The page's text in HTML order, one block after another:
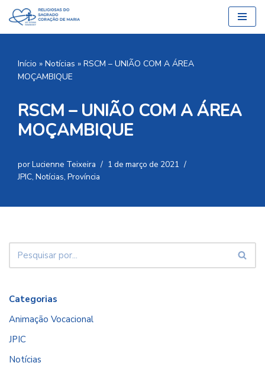
Pular
conteúdo
Início » Notícias » RSCM – UNIÃO COM A ÁREA
MOÇAMBIQUE
RSCM – UNIÃO COM A ÁREA
MOÇAMBIQUE
porLucienne Teixeira
1 de março de 2021
JPIC, Notícias, Província
Categorias
Animação Vocacional
JPIC
Notícias